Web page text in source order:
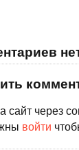
сайт через
войти